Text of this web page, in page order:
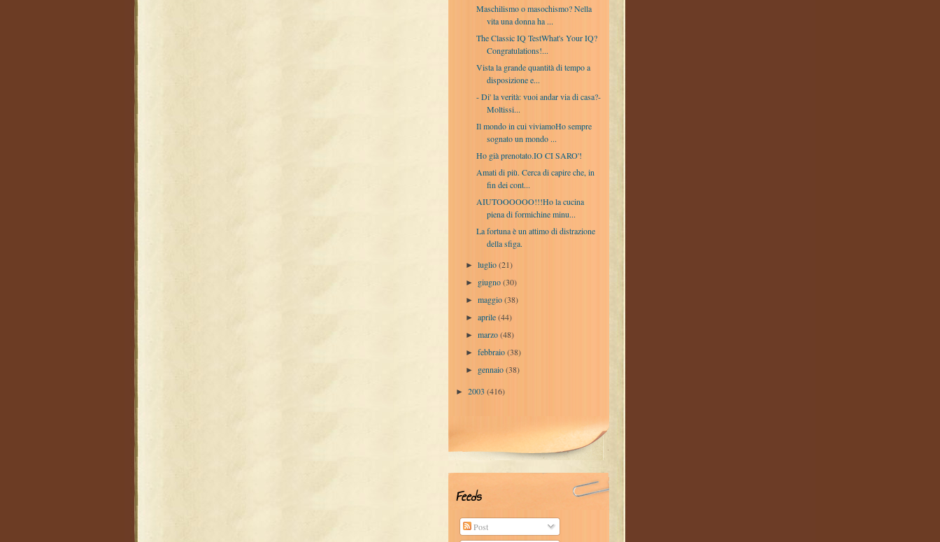
Maschilismo o masochismo? Nella
vita una donna ha ...
The Classic IQ TestWhat's Your IQ?
Congratulations!...
Vista la grande quantità di tempo a
disposizione e...
- Di' la verità: vuoi andar via di casa?-
Moltissi...
Il mondo in cui viviamoHo sempre
sognato un mondo ...
Ho già prenotato.IO CI SARO'!
Amati di più. Cerca di capire che, in
fin dei cont...
AIUTOOOOOO!!!Ho la cucina
piena di formichine minu...
La fortuna è un attimo di distrazione
della sfiga.
►luglio(21)
► giugno(30)
►maggio(38)
►aprile(44)
►marzo(48)
►febbraio(38)
► gennaio(38)
► 2003 (416)
Feeds
Post